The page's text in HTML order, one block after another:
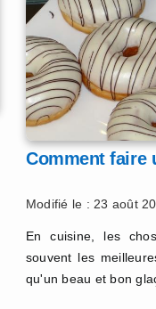
Comment faire
Modifié le : 23 août
En cuisine, les
souvent les
qu'un beau et bon